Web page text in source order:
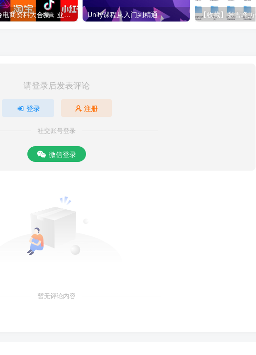
各大平台电商资料大合集，亚马逊+抖音+tiktok+美团+拼多多+淘宝+美团几十个平台 Unity课程从入门到精通
请登录后发表评论
登录 注册
社交账号登录
微信登录
暂无评论内容